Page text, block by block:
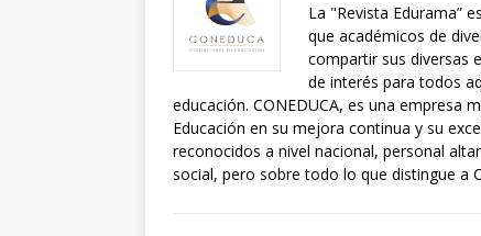
La "Revista Edurama”
que académicos de
compartir sus diversas
de interés para todos
educación. CONEDUCA, es una empresa
Educación en su mejora continua y su
reconocidos a nivel nacional, personal
social, pero sobre todo lo que distingue a